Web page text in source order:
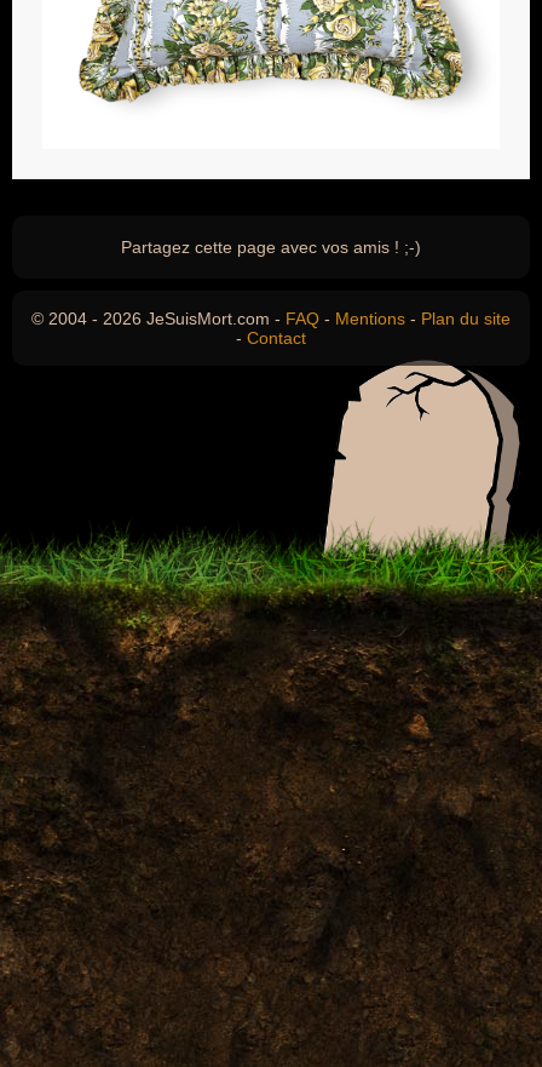
Partagez cette page avec vos amis ! ;-)
© 2004 - 2026 JeSuisMort.com - FAQ - Mentions - Plan du site
- Contact